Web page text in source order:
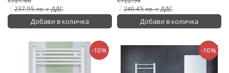
237.95 лв. с ДДС
240.45 лв. с ДДС
-10% -10%